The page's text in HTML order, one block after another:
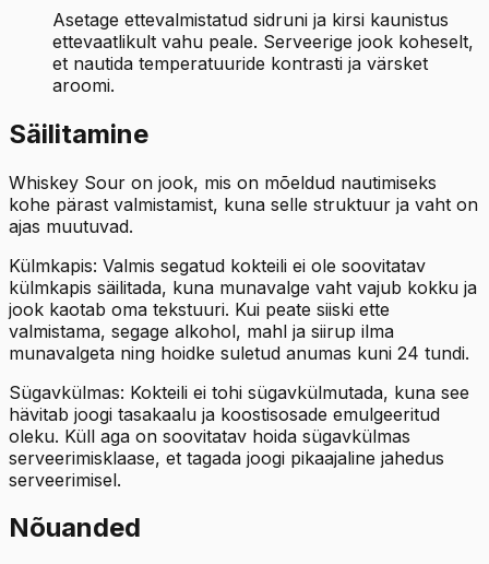
Asetage ettevalmistatud sidruni ja kirsi kaunistus
ettevaatlikult vahu peale. Serveerige jook koheselt,
et nautida temperatuuride kontrasti ja värsket
aroomi.
Säilitamine
Whiskey Sour on jook, mis on mõeldud nautimiseks
kohe pärast valmistamist, kuna selle struktuur ja vaht on
ajas muutuvad.
Külmkapis: Valmis segatud kokteili ei ole soovitatav
külmkapis säilitada, kuna munavalge vaht vajub kokku ja
jook kaotab oma tekstuuri. Kui peate siiski ette
valmistama, segage alkohol, mahl ja siirup ilma
munavalgeta ning hoidke suletud anumas kuni 24 tundi.
Sügavkülmas: Kokteili ei tohi sügavkülmutada, kuna see
hävitab joogi tasakaalu ja koostisosade emulgeeritud
oleku. Küll aga on soovitatav hoida sügavkülmas
serveerimisklaase, et tagada joogi pikaajaline jahedus
serveerimisel.
Nõuanded